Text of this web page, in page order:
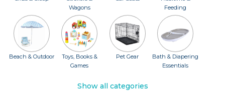
Wagons
Feeding
Beach & Outdoor
Toys, Books &
Games
Pet Gear
Bath & Diapering
Essentials
Show all categories